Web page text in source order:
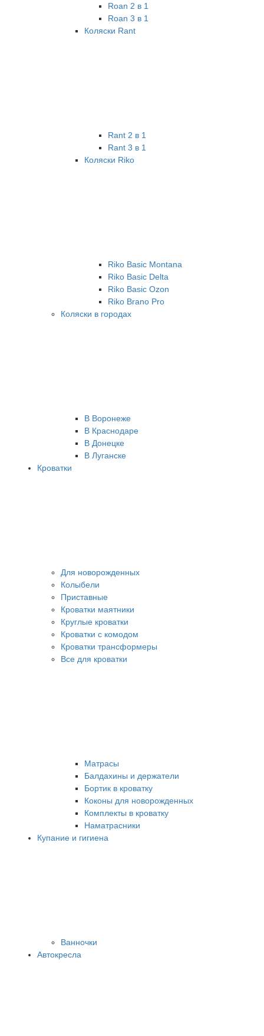
Roan 2 в 1
Roan 3 в 1
Коляски Rant
Rant 2 в 1
Rant 3 в 1
Коляски Riko
Riko Basic Montana
Riko Basic Delta
Riko Basic Ozon
Riko Brano Pro
Коляски в городах
В Воронеже
В Краснодаре
В Донецке
В Луганске
Кроватки
Для новорожденных
Колыбели
Приставные
Кроватки маятники
Круглые кроватки
Кроватки с комодом
Кроватки трансформеры
Все для кроватки
Матрасы
Балдахины и держатели
Бортик в кроватку
Коконы для новорожденных
Комплекты в кроватку
Наматрасники
Купание и гигиена
Ванночки
Автокресла